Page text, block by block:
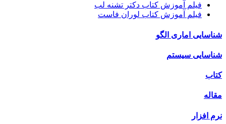
فیلم آموزش کتاب دکتر تشنه لب
فیلم آموزش کتاب لوران فاست
شناسایی اماری الگو
شناسایی سیستم
کتاب
مقاله
نرم افزار